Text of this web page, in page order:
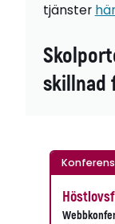
tjänster här
skillnad